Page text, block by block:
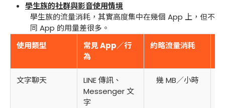
學生族的社群與影音使用情境
學生族的流量消耗，其實高度集中在幾個 App 上，但不
同 App 的用量差很多。
使用類型
常見 App／行
為
約略流量消耗
文字聊天
LINE 傳訊、
Messenger 文
字
幾 MB／小時